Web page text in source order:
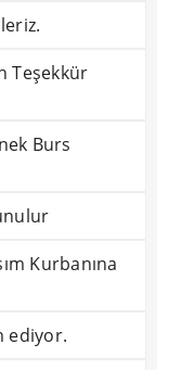
Teşekkür
Burs
Kurbanına
ediyor.